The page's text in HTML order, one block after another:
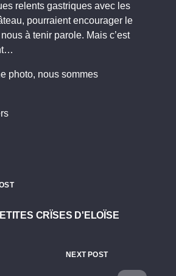
relents gastriques avec les
pourraient encourager le
à tenir parole. Mais c’est
photo, nous sommes
CRÏSES D'ELOÏSE
NEXT POST